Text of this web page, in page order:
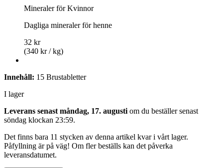
Mineraler för Kvinnor
Dagliga mineraler för henne
32 kr
(340 kr / kg)
Innehåll: 15 Brustabletter
I lager
Leverans senast måndag, 17. augusti om du beställer senast
söndag klockan 23:59.
Det finns bara 11 stycken av denna artikel kvar i vårt lager.
Påfyllning är på väg! Om fler beställs kan det påverka
leveransdatumet.